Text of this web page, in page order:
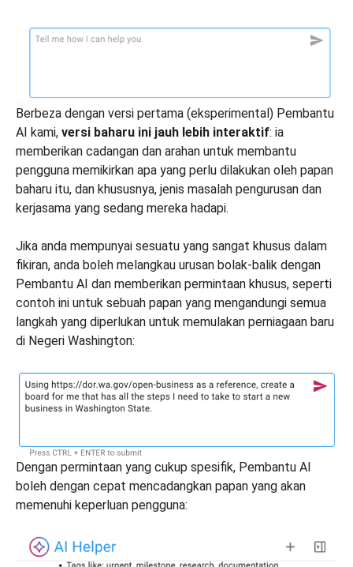
Berbeza dengan versi pertama (eksperimental) Pembantu
AI kami, versi baharu ini jauh lebih interaktif: ia
memberikan cadangan dan arahan untuk membantu
pengguna memikirkan apa yang perlu dilakukan oleh papan
baharu itu, dan khususnya, jenis masalah pengurusan dan
kerjasama yang sedang mereka hadapi.
Jika anda mempunyai sesuatu yang sangat khusus dalam
fikiran, anda boleh melangkau urusan bolak-balik dengan
Pembantu AI dan memberikan permintaan khusus, seperti
contoh ini untuk sebuah papan yang mengandungi semua
langkah yang diperlukan untuk memulakan perniagaan baru
di Negeri Washington:
Dengan permintaan yang cukup spesifik, Pembantu AI
boleh dengan cepat mencadangkan papan yang akan
memenuhi keperluan pengguna: